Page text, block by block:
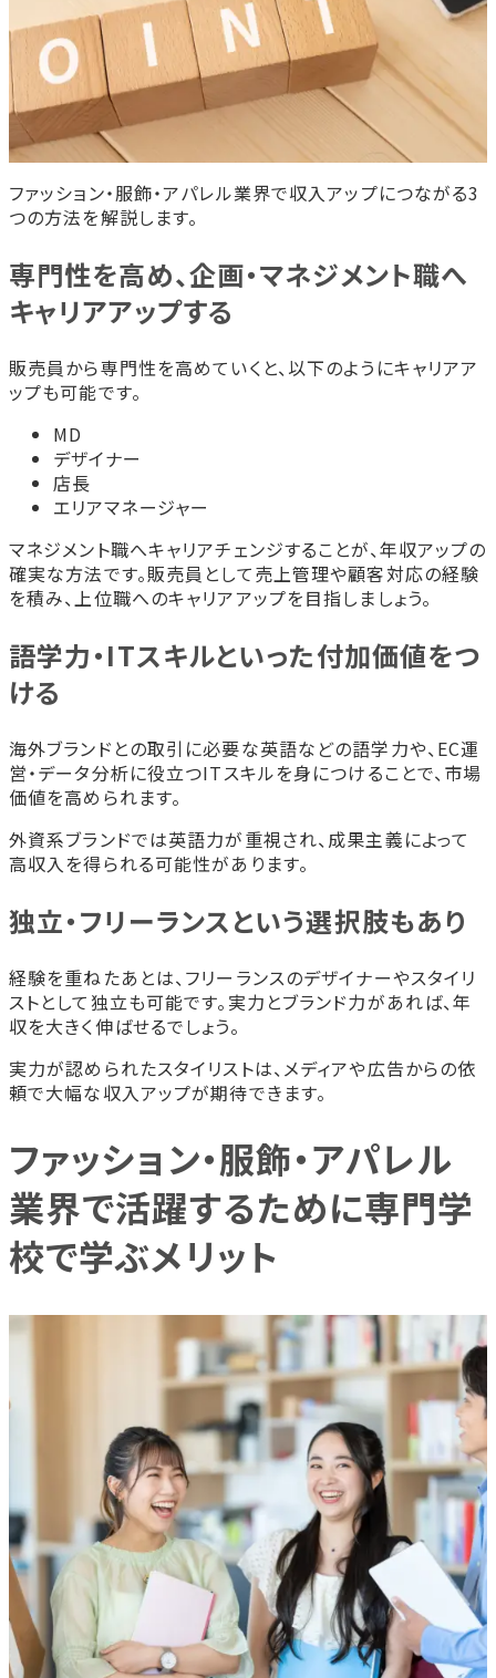
ファッション・服飾・アパレル業界で収入アップにつながる3
つの方法を解説します。
専門性を高め、企画・マネジメント職へ
キャリアアップする
販売員から専門性を高めていくと、以下のようにキャリアア
ップも可能です。
MD
デザイナー
店長
エリアマネージャー
マネジメント職へキャリアチェンジすることが、年収アップの
確実な方法です。販売員として売上管理や顧客対応の経験
を積み、上位職へのキャリアアップを目指しましょう。
語学力・ITスキルといった付加価値をつ
ける
海外ブランドとの取引に必要な英語などの語学力や、EC運
営・データ分析に役立つITスキルを身につけることで、市場
価値を高められます。
外資系ブランドでは英語力が重視され、成果主義によって
高収入を得られる可能性があります。
独立・フリーランスという選択肢もあり
経験を重ねたあとは、フリーランスのデザイナーやスタイリ
ストとして独立も可能です。実力とブランド力があれば、年
収を大きく伸ばせるでしょう。
実力が認められたスタイリストは、メディアや広告からの依
頼で大幅な収入アップが期待できます。
ファッション・服飾・アパレル
業界で活躍するために専門学
校で学ぶメリット